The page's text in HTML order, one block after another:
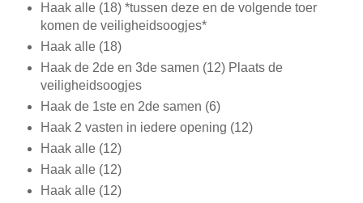
Haak alle (18) *tussen deze en de volgende toer
komen de veiligheidsoogjes*
Haak alle (18)
Haak de 2de en 3de samen (12) Plaats de
veiligheidsoogjes
Haak de 1ste en 2de samen (6)
Haak 2 vasten in iedere opening (12)
Haak alle (12)
Haak alle (12)
Haak alle (12)